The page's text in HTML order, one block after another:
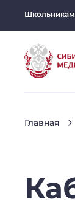
Школьникам
Главная